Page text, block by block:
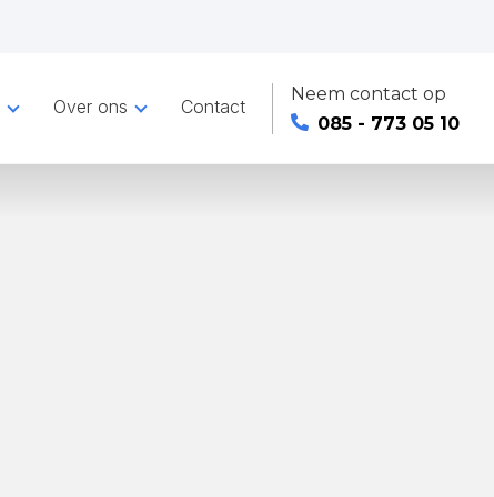
Over ons Contact
Neem contact op
085 - 773 05 10